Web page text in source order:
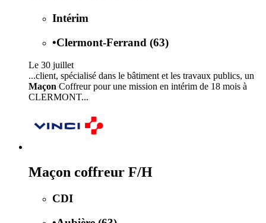
Intérim
•Clermont-Ferrand (63)
Le 30 juillet
...client, spécialisé dans le bâtiment et les travaux publics, un
Maçon Coffreur pour une mission en intérim de 18 mois à
CLERMONT...
Maçon coffreur F/H
CDI